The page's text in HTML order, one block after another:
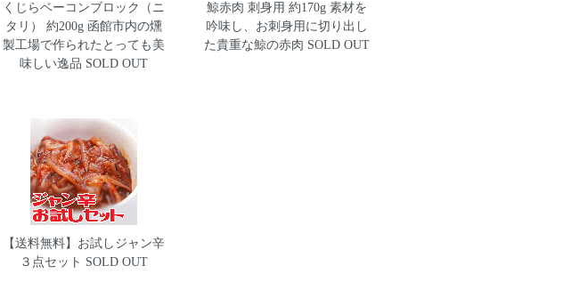
くじらベーコンブロック（ニ
タリ） 約200g函館市内の燻
製工場で作られたとっても美
味しい逸品 SOLD OUT
鯨赤肉 刺身用 約170g 素材を
吟味し、お刺身用に切り出し
た貴重な鯨の赤肉 SOLD OUT
【送料無料】お試しジャン辛
３点セット SOLD OUT